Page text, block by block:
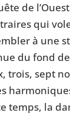
de
qui
à une
du fond
trois, sept
temps, la